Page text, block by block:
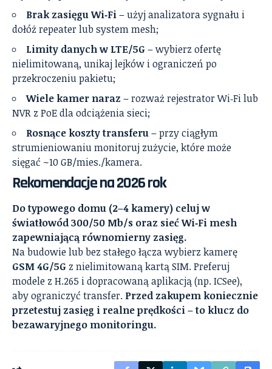
Brak zasięgu Wi‑Fi– użyj analizatora sygnału i
dołóż repeater lub system mesh;
Limity danych w LTE/5G– wybierz ofertę
nielimitowaną, unikaj lejków i ograniczeń po
przekroczeniu pakietu;
Wiele kamer naraz – rozważ rejestrator Wi‑Fi lub
NVR z PoE dla odciążenia sieci;
Rosnące koszty transferu– przy ciągłym
strumieniowaniu monitoruj zużycie, które może
sięgać ~10 GB/mies./kamera.
Rekomendacje na 2026 rok
Do typowego domu (2–4 kamery) celuj w
światłowód 300/50 Mb/s oraz sieć Wi‑Fi mesh
zapewniającą równomierny zasięg.
Na budowie lub bez stałego łącza wybierz kamerę
GSM 4G/5G z nielimitowaną kartą SIM. Preferuj
modele z H.265 i dopracowaną aplikacją (np. ICSee),
aby ograniczyć transfer. Przed zakupem koniecznie
przetestuj zasięg i realne prędkości – to klucz do
bezawaryjnego monitoringu.